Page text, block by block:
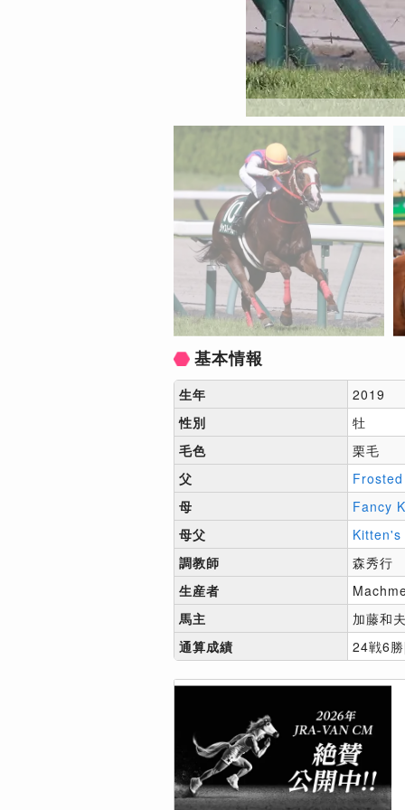
基本情報
生年
2019
性別
牡
毛色
栗毛
父
Frosted
母
Fancy
母父
Kitten's
調教師
森秀行
生産者
馬主
加藤和
通算成績
24戦6